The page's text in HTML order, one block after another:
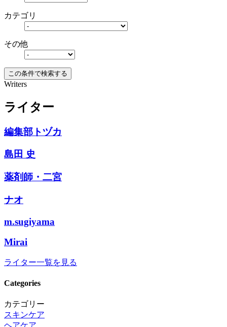
カテゴリ
その他
Writers
ライター
編集部トヅカ
島田 史
薬剤師・二宮
ナオ
m.sugiyama
Mirai
ライター一覧を見る
Categories
カテゴリー
スキンケア
ヘアケア